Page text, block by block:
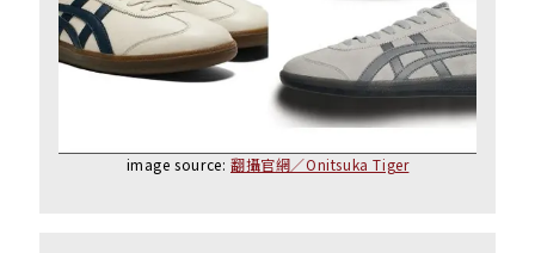
image source: 翻攝官網／Onitsuka Tiger